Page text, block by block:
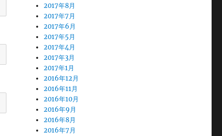
2017年8月
2017年7月
2017年6月
2017年5月
2017年4月
2017年3月
2017年1月
2016年12月
2016年11月
2016年10月
2016年9月
2016年8月
2016年7月